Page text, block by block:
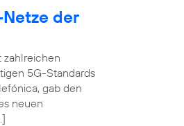
der
zahlreichen
5G-Standards
gab den
neuen